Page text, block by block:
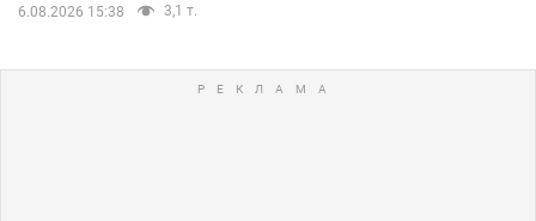
6.08.2026 15:38 3,1 т.